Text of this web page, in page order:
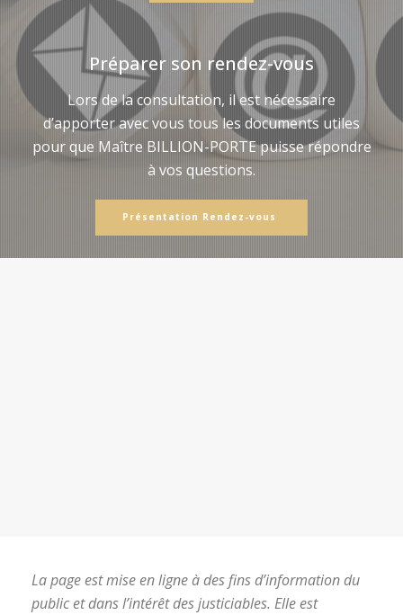
Préparer son rendez-vous
Lors de la consultation, il est nécessaire
d’apporter avec vous tous les documents utiles
pour que Maître BILLION-PORTE puisse répondre
à vos questions.
Présentation Rendez-vous
La page est mise en ligne à des fins d’information du
public et dans l’intérêt des justiciables. Elle est